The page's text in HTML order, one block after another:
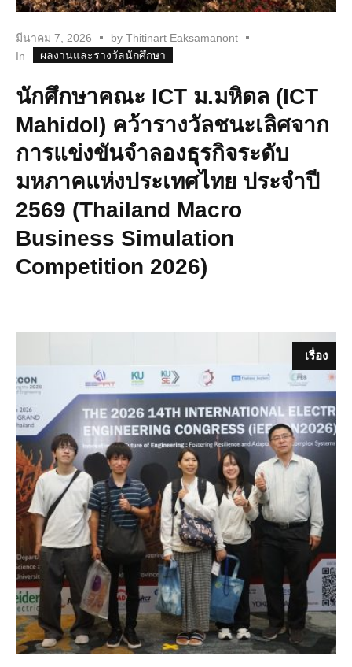
มีนาคม 7, 2026 by Thitinart Eaksamanont
In
ผลงานและรางวัลนักศึกษา
นักศึกษาคณะ ICT ม.มหิดล (ICT
Mahidol) คว้ารางวัลชนะเลิศจาก
การแข่งขันจำลองธุรกิจระดับ
มหภาคแห่งประเทศไทย ประจำปี
2569 (Thailand Macro
Business Simulation
Competition 2026)
เรื่อง